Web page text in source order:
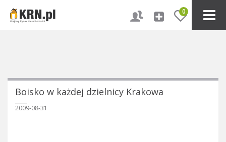
0
Boisko w każdej dzielnicy Krakowa
2009-08-31